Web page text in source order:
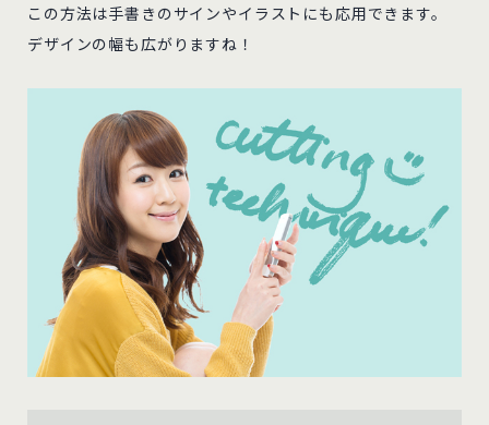
この方法は手書きのサインやイラストにも応用できます。
デザインの幅も広がりますね！